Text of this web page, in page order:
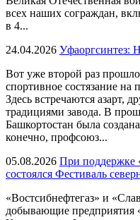
всех наших сограждан,
в 4...
24.04.2026 Уфаоргсинтез:
Вот уже второй раз
спортивное состязание
Здесь встречаются азарт,
традициями завода. В
Башкортостан была
конечно, профсоюз...
05.08.2026 При поддержке
состоялся Фестиваль
«Востсибнефтегаз» и
добывающие предприятия